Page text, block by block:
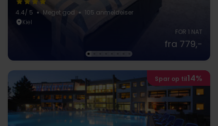
4.4/ 5 Meget god
105 anmeldelser
Kiel
FOR 1 NAT
fra 779,-
Spar op til14%